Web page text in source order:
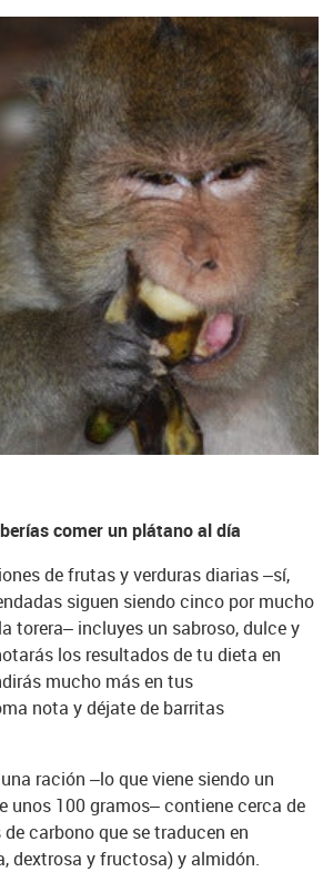
comer un plátano al día
de frutas y verduras diarias –sí,
siguen siendo cinco por mucho
torera– incluyes un sabroso, dulce y
los resultados de tu dieta en
mucho más en tus
nota y déjate de barritas
ración –lo que viene siendo un
unos 100 gramos– contiene cerca de
carbono que se traducen en
dextrosa y fructosa) y almidón.